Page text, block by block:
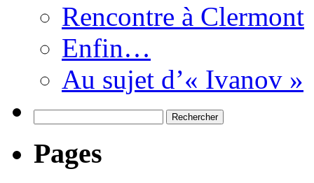
Rencontre à Clermont
Enfin…
Au sujet d’« Ivanov »
Pages